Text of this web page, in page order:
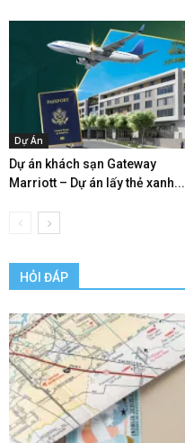
Dự Án
Dự án khách sạn Gateway
Marriott – Dự án lấy thẻ xanh...
HỎI ĐÁP